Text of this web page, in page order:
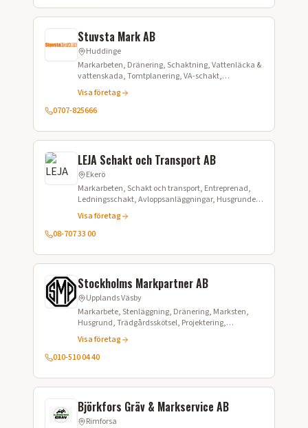
Stuvsta Mark AB
Huddinge
Markarbeten, Dränering, Schaktning, Vattenläcka &
vattenskada, Tomtplanering, VA-schakt,
Kabelschakt, Bergspräckning, Betongbilning,
Stödmurar, Plattläggning, Snöröjning
Visa företag
0707-825666
LEJA Schakt och Transport AB
Ekerö
Markarbeten, Schakt och transport, Entreprenad,
Ledningsschakt, Avloppsanläggningar, Husgrunder,
Dränering, Snöröjning, Containeruthyrning,
Materialleveranser
Visa företag
08-707 33 00
Stockholms Markpartner AB
Upplands Väsby
Markarbete, Stenläggning, Dränering, Marksten,
Husgrund, Trädgårdsskötsel, Projektering,
Projektledning, Anläggning
Visa företag
010-510 04 40
Björkfors Gräv & Markservice AB
Rimforsa